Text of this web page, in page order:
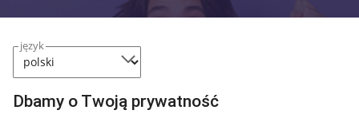
język
Dbamy o Twoją prywatność